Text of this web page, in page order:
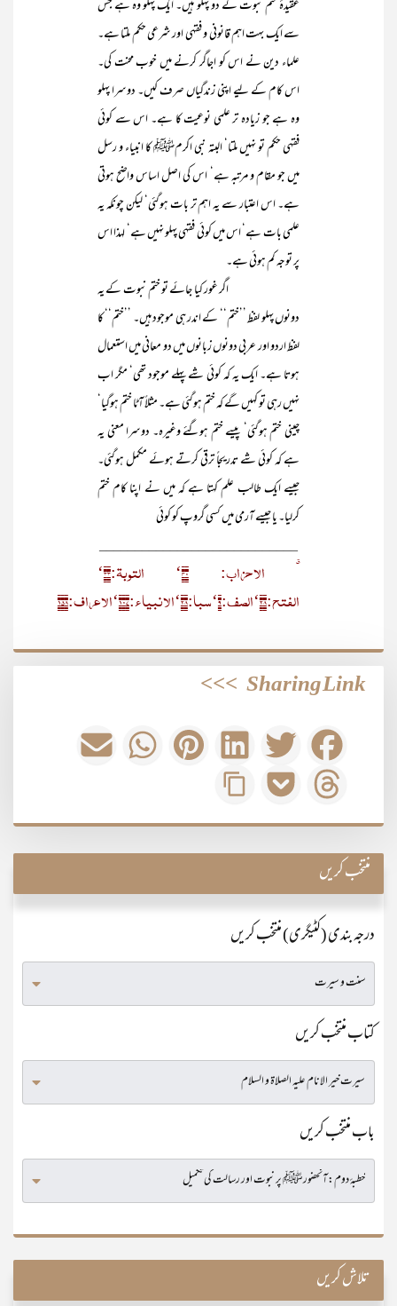
عقیدۂ ختم نبوت کے دو پہلو ہیں۔ ایک پہلو وہ ہے جس
سے ایک بہت اہم قانونی و فقہی اور شرعی حکم ملتا ہے۔
علماء دین نے اس کو اجاگر کرنے میں خوب محنت کی۔
اس کام کے لیے اپنی زندگیاں صرف کیں۔ دوسرا پہلو
وہ ہے جو زیادہ تر علمی نوعیت کا ہے۔ اس سے کوئی
فقہی حکم تو نہیں ملتا‘ البتہ نبی اکرمﷺ کا انبیاء و رسل
میں جو مقام و مرتبہ ہے‘ اس کی اصل اساس واضح ہوتی
ہے۔ اس اعتبار سے یہ اہم تر بات ہوگئی‘ لیکن چونکہ یہ
علمی بات ہے‘ اس میں کوئی فقہی پہلو نہیں ہے‘ لہذا اس
پر توجہ کم ہوئی ہے۔
اگر غور کیا جائے تو ختم نبوت کے یہ
دونوں پہلو لفظ ’’ختم‘‘ کے اندر ہی موجود ہیں۔ ’’ختم‘‘ کا
لفظ اردو اور عربی دونوں زبانوں میں دو معانی میں استعمال
ہوتا ہے۔ ایک یہ کہ کوئی شے پہلے موجود تھی‘ مگر اب
نہیں رہی تو کہیں گے کہ ختم ہوگئی ہے۔ مثلاً آٹا ختم ہوگیا‘
چینی ختم ہوگئی‘ پیسے ختم ہوگئے وغیرہ۔ دوسرا معنی یہ
ہے کہ کوئی شے تدریجاً ترقی کرتے ہوئے مکمل ہوگئی۔
جیسے ایک طالب علم کہتا ہے کہ میں نے اپنا کام ختم
کرلیا۔ یا جیسے آرمی میں کسی گروپ کو کوئی
____________________________
٭ الاحزاب: ۴۰‘ التوبۃ:۳۳‘
الفتح:۲۸‘الصف:۹‘سبا:۲۸‘الانبیاء:۱۰۷‘الاعراف:۱۵۸
Sharing Link
>>>
منتخب کریں
درجہ بندی (کٹیگری) منتخب کریں
کتاب منتخب کریں
باب منتخب کریں
تلاش کریں